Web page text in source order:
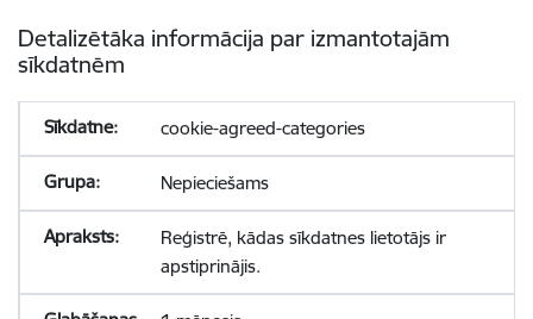
Detalizētāka informācija par izmantotajām
sīkdatnēm
cookie-agreed-categories
Nepieciešams
Reģistrē, kādas sīkdatnes lietotājs ir
apstiprinājis.